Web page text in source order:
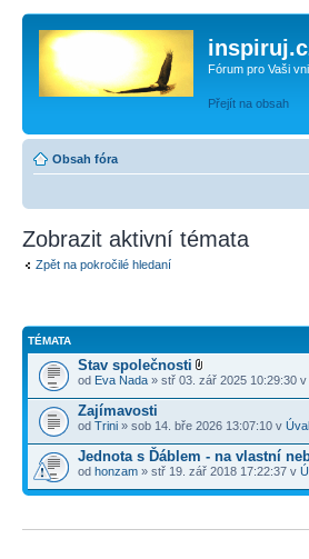
Fórum pro Vaši
Přejít na obsah
Obsah fóra
Zobrazit aktivní témata
Zpět na pokročilé hledaní
TÉMATA
Stav společnosti
od Eva Nada » stř 03. zář 2025 10:29:30 v
Zajímavosti
od Trini » sob 14. bře 2026 13:07:10 v
Jednota s Ďáblem - na vlastní
od honzam » stř 19. zář 2018 17:22:37 v